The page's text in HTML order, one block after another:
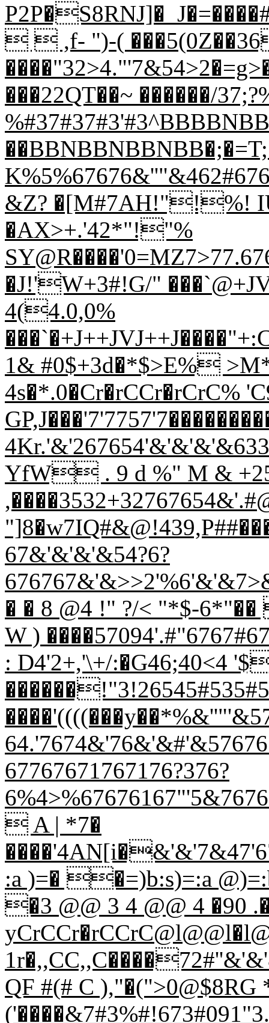
  ,f- ")-(
���22QT��~ ������/
&Z? �[M#7AH!"!%!
�AX>+.'42*"!"%
�J!'W+3#!G/"
4(4.0,0%
1& #0$+3d�*$>E%
4s�*.0�Cr�rCCr�rCrC%
YfW . 9 d %" M &
67&'&'&'&54?6?
� � 8 @4 !" ?/< "*$-
W )
: D4'2+,'\+/:�G46;40<4
67767671767176?376?
 A | *7�
:a )=� �=)b:s)=:a
�3 @@ 3 4 @@ 4 �90
QF #(# C ),"�(">0@$8RG